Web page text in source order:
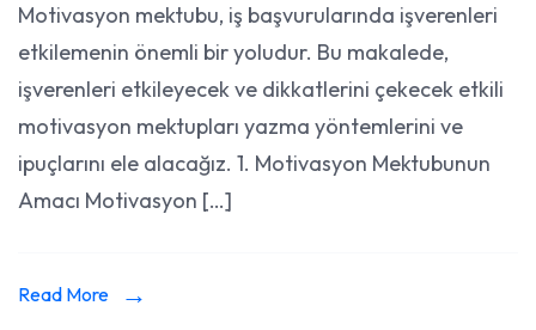
Motivasyon mektubu, iş başvurularında işverenleri
etkilemenin önemli bir yoludur. Bu makalede,
işverenleri etkileyecek ve dikkatlerini çekecek etkili
motivasyon mektupları yazma yöntemlerini ve
ipuçlarını ele alacağız. 1. Motivasyon Mektubunun
Amacı Motivasyon […]
Read More